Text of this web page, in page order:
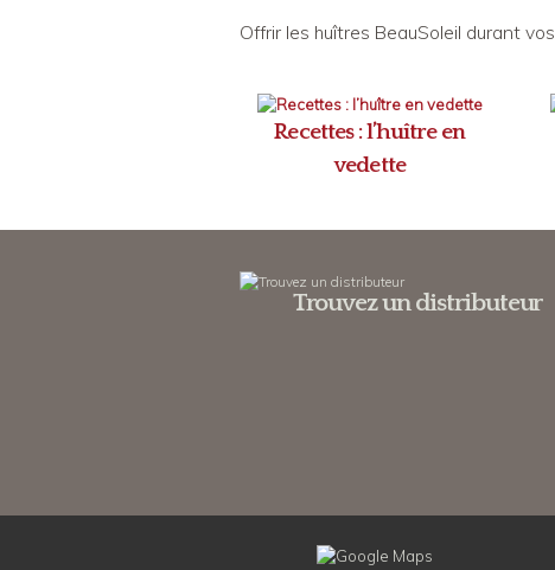
Offrir les huîtres BeauSoleil durant
Recettes : l’huître en
vedette
Trouvez un distributeur